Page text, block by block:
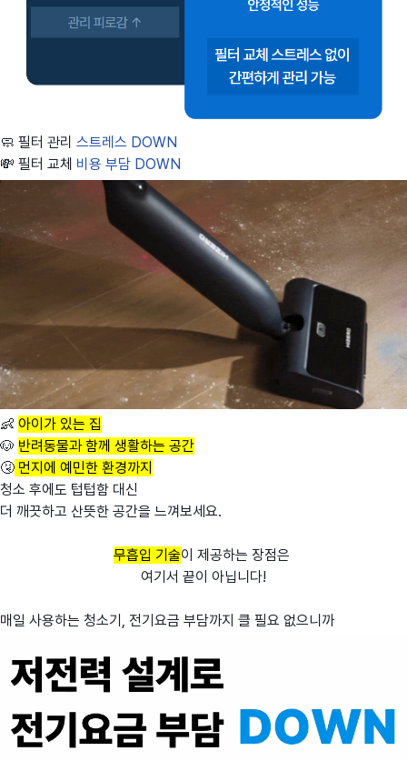
🧼 필터 관리 스트레스 DOWN
💸 필터 교체 비용 부담 DOWN
👶 아이가 있는 집
🐶 반려동물과 함께 생활하는 공간
🤧 먼지에 예민한 환경까지
청소 후에도 텁텁함 대신
더 깨끗하고 산뜻한 공간을 느껴보세요.
무흡입 기술이 제공하는 장점은
여기서 끝이 아닙니다!
매일 사용하는 청소기, 전기요금 부담까지 클 필요 없으니까